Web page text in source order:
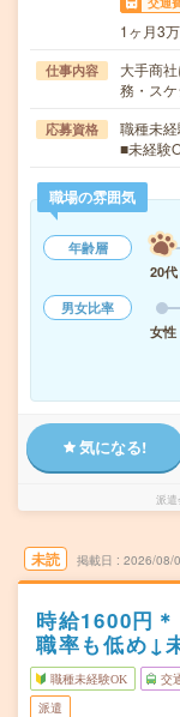
1ヶ月3
仕事内容
大手商
務・ス
応募資格
職種未
■未経験
職場の雰囲気
年齢層
20代
男女比率
女性
気になる!
派遣
未読 掲載日 2026/08/
時給1600円
職率も低め↓
職種未経験OK 交
派遣